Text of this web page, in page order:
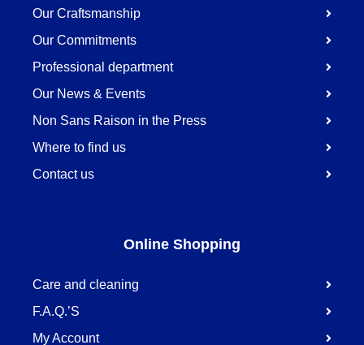
Our Craftsmanship
Our Commitments
Professional department
Our News & Events
Non Sans Raison in the Press
Where to find us
Contact us
Online Shopping
Care and cleaning
F.A.Q.’S
My Account